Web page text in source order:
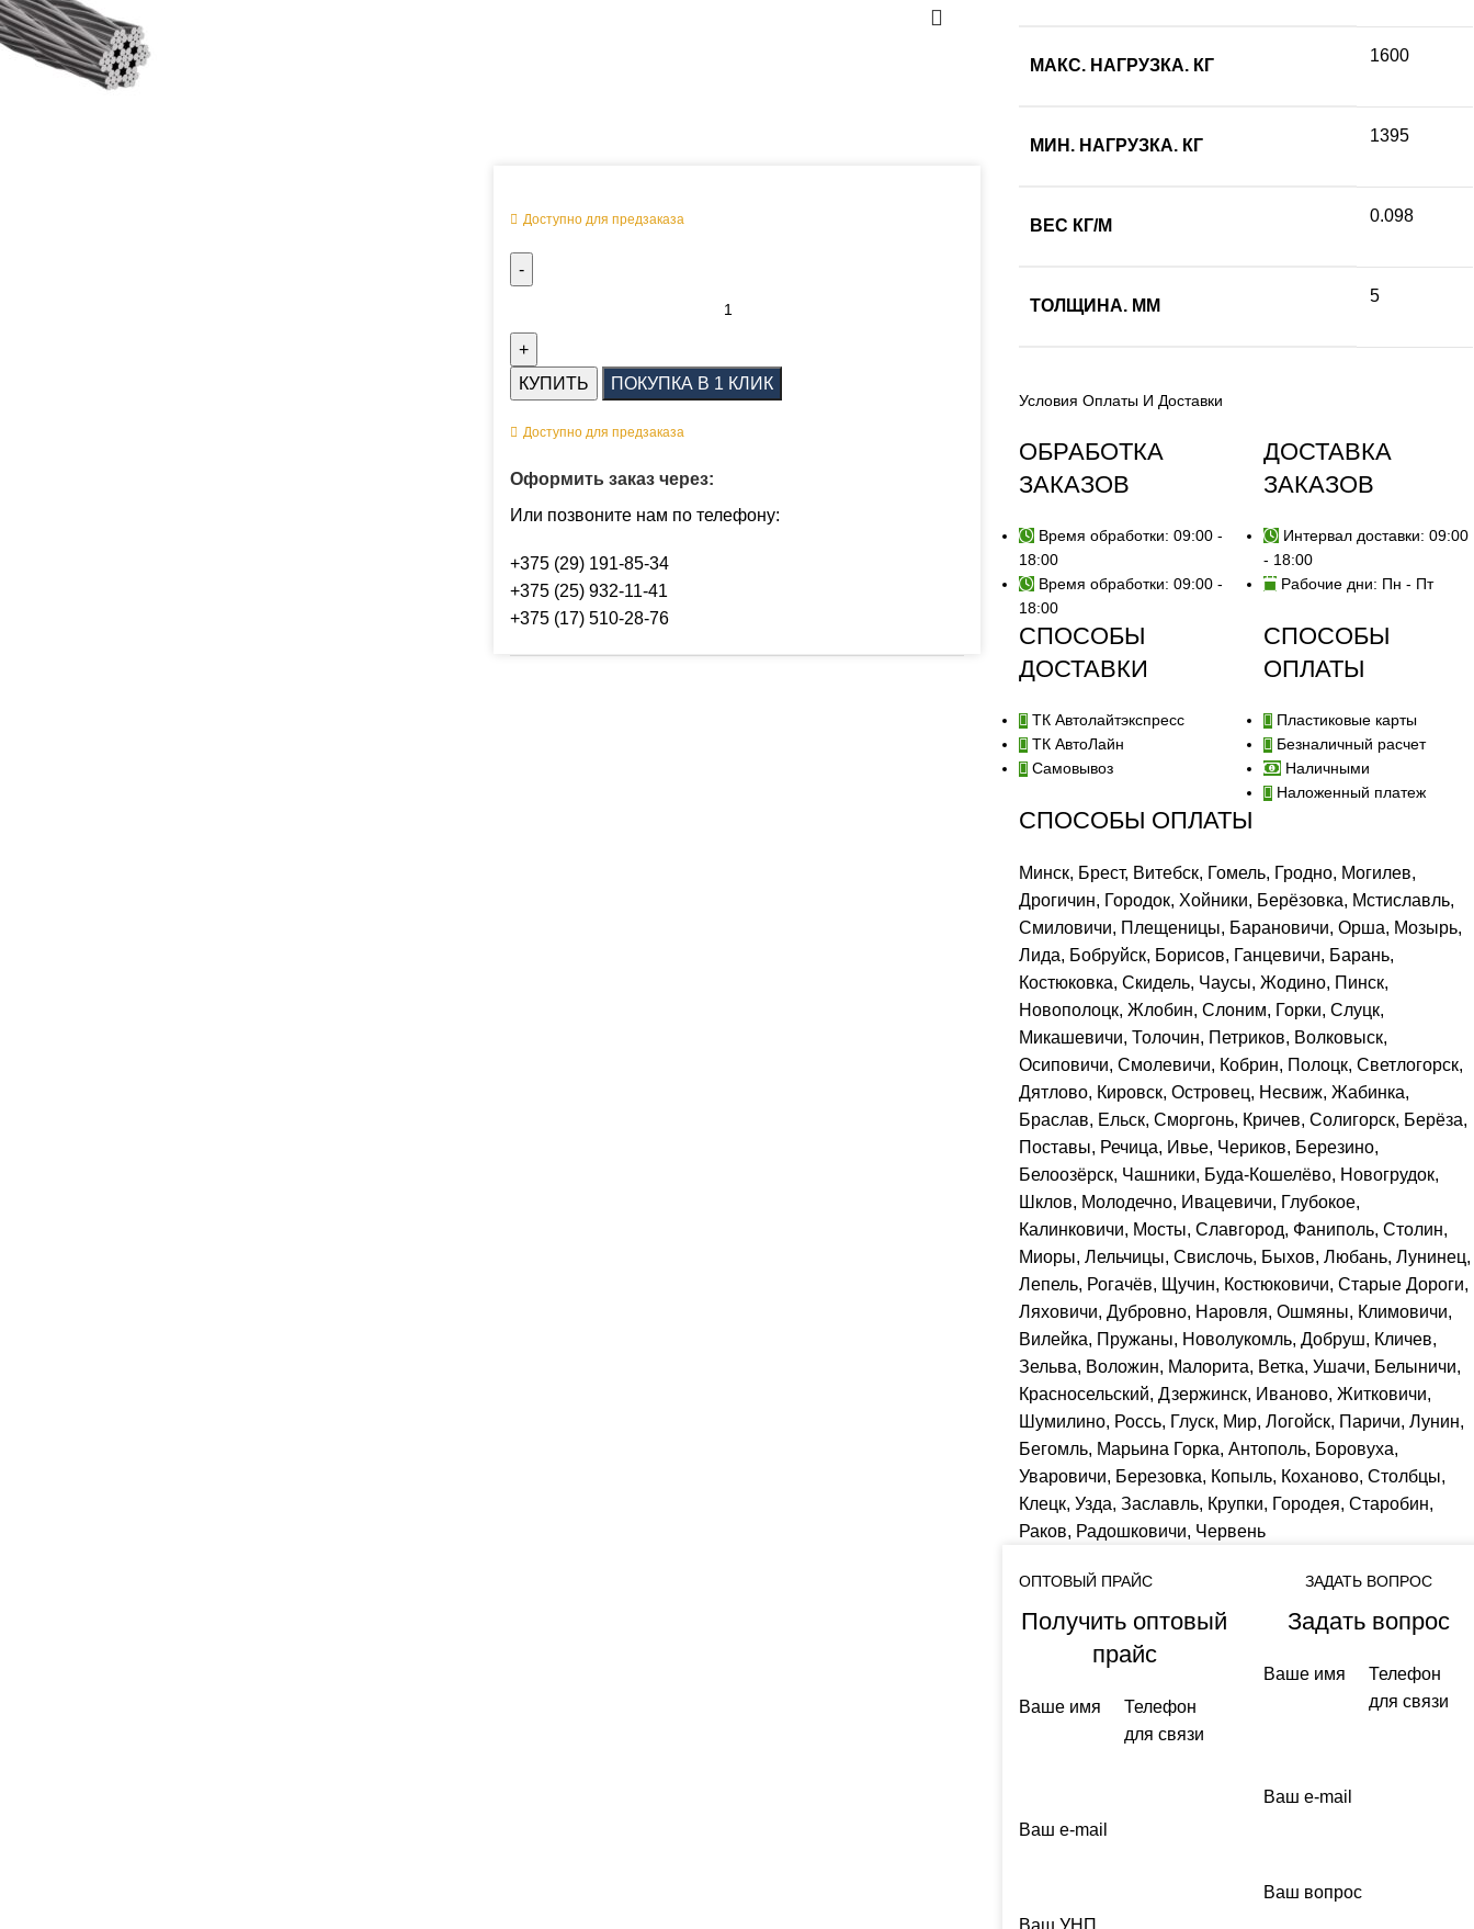
Доступно для предзаказа
КУПИТЬ ПОКУПКА В 1 КЛИК
Доступно для предзаказа
Оформить заказ через:
Или позвоните нам по телефону:
+375 (29) 191-85-34
+375 (25) 932-11-41
+375 (17) 510-28-76
МАКС. НАГРУЗКА. КГ
1600
МИН. НАГРУЗКА. КГ
1395
ВЕС КГ/М
0.098
ТОЛЩИНА. ММ
5
Условия Оплаты И Доставки
ОБРАБОТКА
ЗАКАЗОВ
Время обработки: 09:00 -
18:00
Время обработки: 09:00 -
18:00
ДОСТАВКА
ЗАКАЗОВ
Интервал доставки: 09:00
- 18:00
Рабочие дни: Пн - Пт
СПОСОБЫ
ДОСТАВКИ
ТК Автолайтэкспресс
ТК АвтоЛайн
Самовывоз
СПОСОБЫ
ОПЛАТЫ
Пластиковые карты
Безналичный расчет
Наличными
Наложенный платеж
СПОСОБЫ ОПЛАТЫ
Минск, Брест, Витебск, Гомель, Гродно, Могилев,
Дрогичин, Городок, Хойники, Берёзовка, Мстиславль,
Смиловичи, Плещеницы, Барановичи, Орша, Мозырь,
Лида, Бобруйск, Борисов, Ганцевичи, Барань,
Костюковка, Скидель, Чаусы, Жодино, Пинск,
Новополоцк, Жлобин, Слоним, Горки, Слуцк,
Микашевичи, Толочин, Петриков, Волковыск,
Осиповичи, Смолевичи, Кобрин, Полоцк, Светлогорск,
Дятлово, Кировск, Островец, Несвиж, Жабинка,
Браслав, Ельск, Сморгонь, Кричев, Солигорск, Берёза,
Поставы, Речица, Ивье, Чериков, Березино,
Белоозёрск, Чашники, Буда-Кошелёво, Новогрудок,
Шклов, Молодечно, Ивацевичи, Глубокое,
Калинковичи, Мосты, Славгород, Фаниполь, Столин,
Миоры, Лельчицы, Свислочь, Быхов, Любань, Лунинец,
Лепель, Рогачёв, Щучин, Костюковичи, Старые Дороги,
Ляховичи, Дубровно, Наровля, Ошмяны, Климовичи,
Вилейка, Пружаны, Новолукомль, Добруш, Кличев,
Зельва, Воложин, Малорита, Ветка, Ушачи, Белыничи,
Красносельский, Дзержинск, Иваново, Житковичи,
Шумилино, Россь, Глуск, Мир, Логойск, Паричи, Лунин,
Бегомль, Марьина Горка, Антополь, Боровуха,
Уваровичи, Березовка, Копыль, Коханово, Столбцы,
Клецк, Узда, Заславль, Крупки, Городея, Старобин,
Раков, Радошковичи, Червень
ОПТОВЫЙ ПРАЙС
Получить оптовый
прайс
Ваше имя
Телефон
для связи
Ваш e-mail
ЗАДАТЬ ВОПРОС
Задать вопрос
Ваше имя
Телефон
для связи
Ваш e-mail
Ваш вопрос